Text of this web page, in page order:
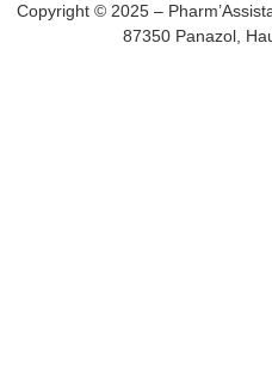
Copyright © 2025 –
87350 Panazol,